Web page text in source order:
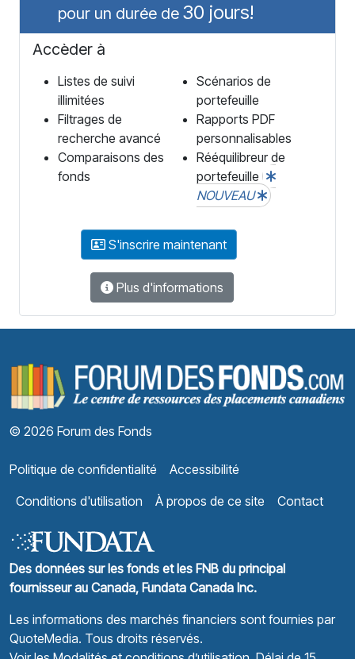
pour un durée de 30 jours!
Accèder à
Listes de suivi
illimitées
Filtrages de
recherche avancé
Comparaisons des
fonds
Scénarios de
portefeuille
Rapports PDF
personnalisables
Rééquilibreur de
portefeuille
NOUVEAU
S'inscrire maintenant
Plus d'informations
© 2026 Forum des Fonds
Politique de confidentialité
Accessibilité
Conditions d'utilisation
À propos de ce site Contact
Des données sur les fonds et les FNB du principal
fournisseur au Canada, Fundata Canada Inc.
Les informations des marchés financiers sont fournies par
QuoteMedia. Tous droits réservés.